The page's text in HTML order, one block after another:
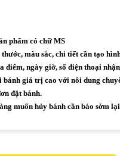
phẩm có chữ MS
màu sắc, chi tiết cần tạo
điểm, ngày giờ, số điện thoại
bánh giá trị cao với nôi dung
đặt bánh.
muốn hủy bánh cần báo sớm